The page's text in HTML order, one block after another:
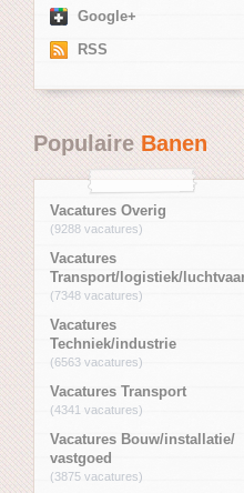
Google+
RSS
PopulaireBanen
Vacatures Overig
(9288 vacatures)
Vacatures
Transport/logistiek/
(7348 vacatures)
Vacatures
Techniek/industrie
(6563 vacatures)
Vacatures Transport
(4341 vacatures)
Vacatures Bouw/installatie/
vastgoed
(3875 vacatures)